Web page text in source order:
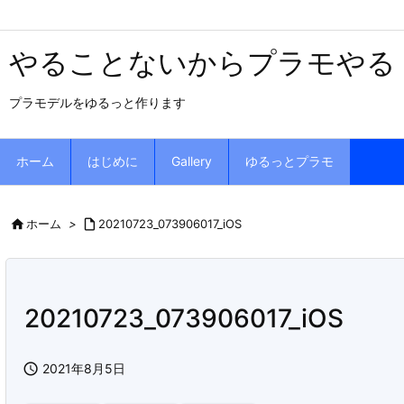
やることないからプラモやる
プラモデルをゆるっと作ります
ホーム はじめに Gallery ゆるっとプラモ
ホーム >  20210723_073906017_iOS
20210723_073906017_iOS
 2021年8月5日